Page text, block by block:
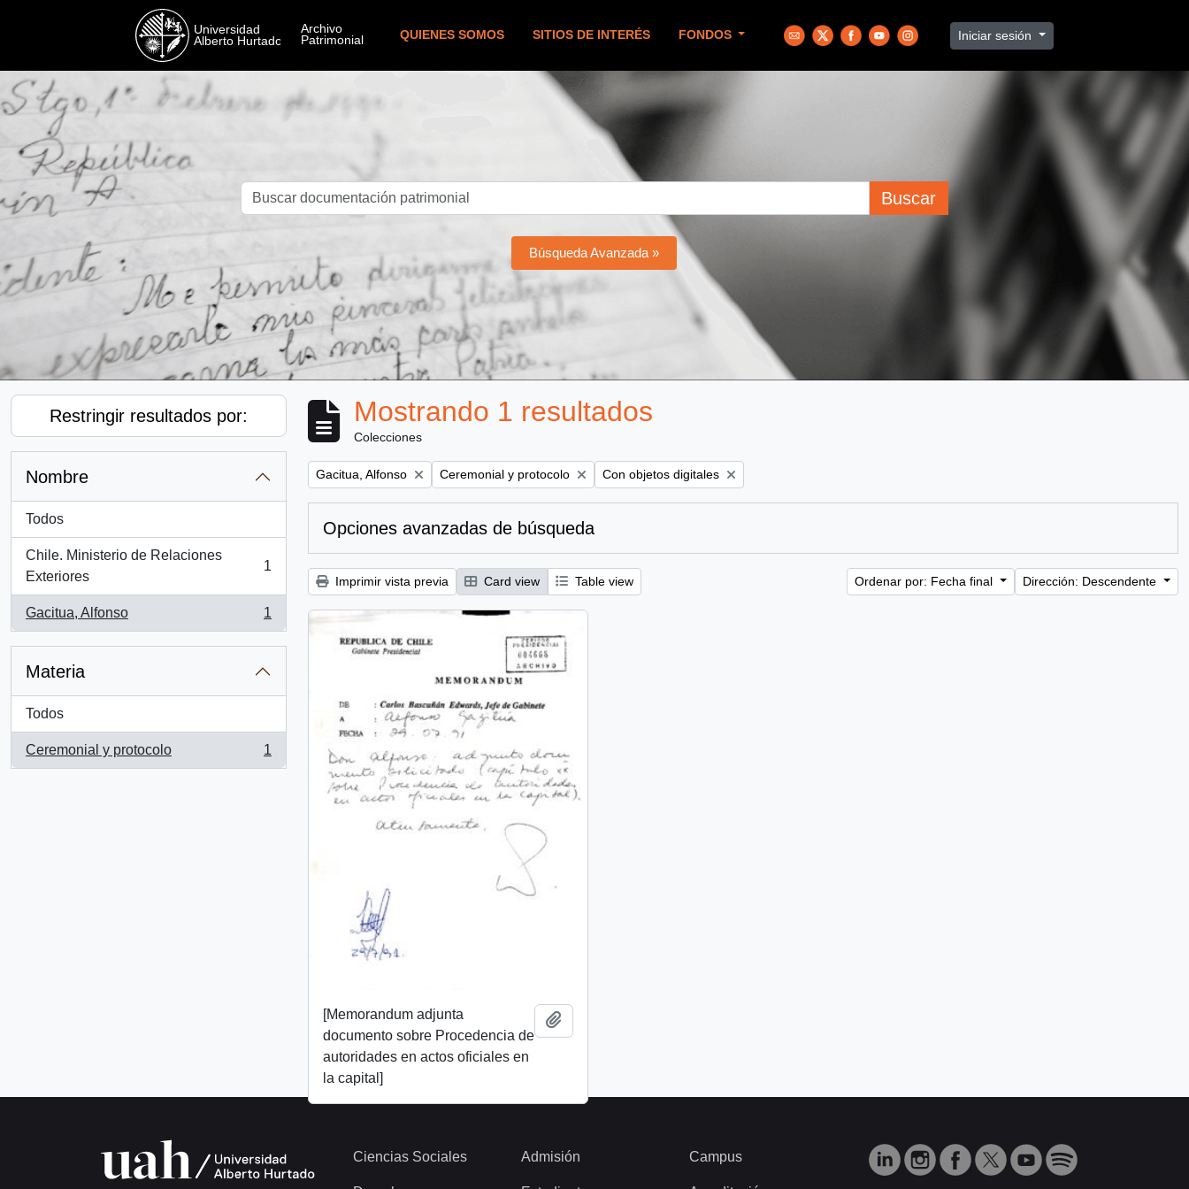
QUIENES SOMOS SITIOS DE INTERÉS FONDOS Iniciar sesión
Buscar
Búsqueda Avanzada »
Restringir resultados por:
Nombre
Todos
Chile. Ministerio de Relaciones
Exteriores
, 1 resultados
1
Gacitua, Alfonso
, 1 resultados
1
Materia
Todos
Ceremonial y protocolo
, 1 resultados
1
Mostrando 1 resultados
Colecciones
Remove filter:
Gacitua, Alfonso Remove filter:
Ceremonial y protocolo Remove filter:
Con objetos digitales
Opciones avanzadas de búsqueda
Imprimir vista previa Card view Table view Ordenar por: Fecha final Dirección: Descendente
[Memorandum adjunta
documento sobre Procedencia de
autoridades en actos oficiales en
la capital]
Ciencias Sociales Admisión Campus